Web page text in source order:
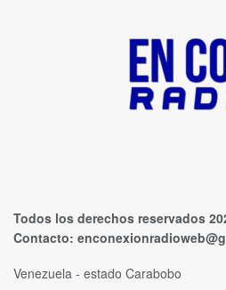
Todos los derechos reservados
Contacto:
Venezuela - estado Carabobo